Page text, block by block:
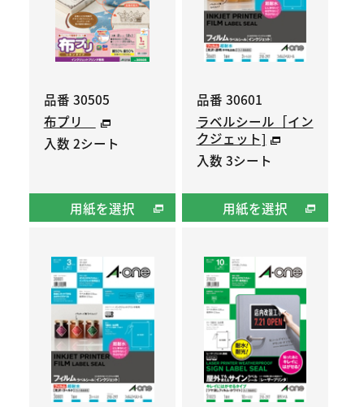
品番 30505
布プリ
入数 2シート
用紙を選択
品番 30601
ラベルシール［イン
クジェット]
入数 3シート
用紙を選択